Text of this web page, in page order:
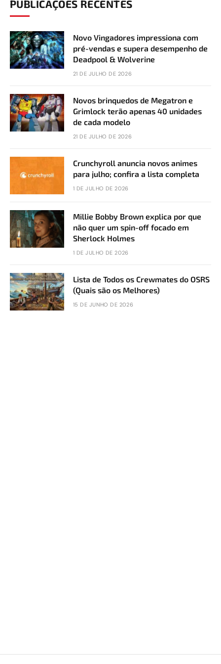
PUBLICAÇÕES RECENTES
Novo Vingadores impressiona com
pré-vendas e supera desempenho de
Deadpool & Wolverine
21 DE JULHO DE 2026
Novos brinquedos de Megatron e
Grimlock terão apenas 40 unidades
de cada modelo
21 DE JULHO DE 2026
Crunchyroll anuncia novos animes
para julho; confira a lista completa
1 DE JULHO DE 2026
Millie Bobby Brown explica por que
não quer um spin-off focado em
Sherlock Holmes
1 DE JULHO DE 2026
Lista de Todos os Crewmates do OSRS
(Quais são os Melhores)
15 DE JUNHO DE 2026